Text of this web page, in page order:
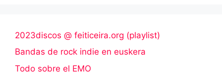
2023discos @ feiticeira.org (playlist)
Bandas de rock indie en euskera
Todo sobre el EMO